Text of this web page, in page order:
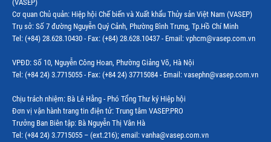
(VASEP)
Cơ quan Chủ quản: Hiệp hội Chế biến và Xuất khẩu Thủy sản Việt Nam (VASEP)
Trụ sở: Số 7 đường Nguyễn Quý Cảnh, Phường Bình Trưng, Tp.Hồ Chí Minh
Tel: (+84) 28.628.10430 - Fax: (+84) 28.628.10437 - Email: vphcm@vasep.com.vn
VPĐD: Số 10, Nguyễn Công Hoan, Phường Giảng Võ, Hà Nội
Tel: (+84 24) 3.7715055 - Fax: (+84 24) 37715084 - Email: vasephn@vasep.com.vn
Chịu trách nhiệm: Bà Lê Hằng - Phó Tổng Thư ký Hiệp hội
Đơn vị vận hành trang tin điện tử: Trung tâm VASEP.PRO
Trưởng Ban Biên tập: Bà Nguyễn Thị Vân Hà
Tel: (+84 24) 3.7715055 – (ext.216); email: vanha@vasep.com.vn